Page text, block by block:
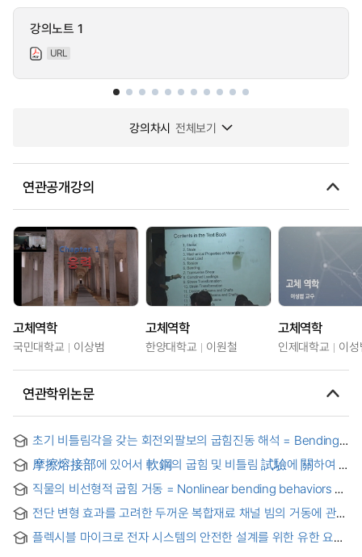
강의노트 1
URL
강의차시 전체보기
연관공개강의
고체역학
국민대학교 이상범
고체역학
한양대학교 이원철
고체역학
인제대학교 이
연관학위논문
초기 비틀림각을 갖는 회전외팔보의 굽힘진동 해석 = Bending
vibration of a pretwisted rotating cantilever beam
摩擦熔接部에 있어서 軟鋼의 굽힘 및 비틀림 試驗에 關하여 =
On bending and torsion test of mild steel in friotion welded
joints
직물의 비선형적 굽힘 거동 = Nonlinear bending behaviors of
fabrics
전단 변형 효과를 고려한 두꺼운 복합재료 채널 빔의 거동에 관한
연구 = Mechanical behaviors of thick composite channel
beam with transverse shear effects
플렉시블 마이크로 전자 시스템의 안전한 설계를 위한 유한 요소